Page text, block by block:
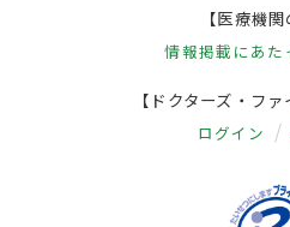
【医療機関
情報掲載にあた
【ドクターズ・フ
ログイン